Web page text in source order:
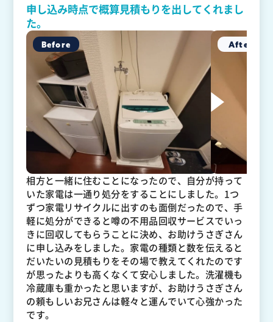
申し込み時点で概算見積もりを出してくれまし
た。
相方と一緒に住むことになったので、自分が持って
いた家電は一通り処分をすることにしました。1つ
ずつ家電リサイクルに出すのも面倒だったので、手
軽に処分ができると噂の不用品回収サービスでいっ
きに回収してもらうことに決め、お助けうさぎさん
に申し込みをしました。家電の種類と数を伝えると
だいたいの見積もりをその場で教えてくれたのです
が思ったよりも高くなくて安心しました。洗濯機も
冷蔵庫も重かったと思いますが、お助けうさぎさん
の頼もしいお兄さんは軽々と運んでいて心強かった
です。